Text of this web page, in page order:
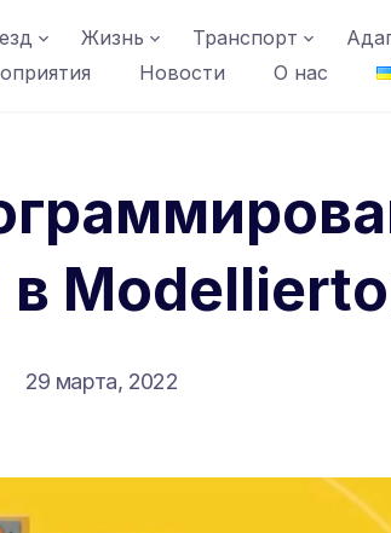
Жизнь Транспорт
Новости О нас
в
29 марта, 2022